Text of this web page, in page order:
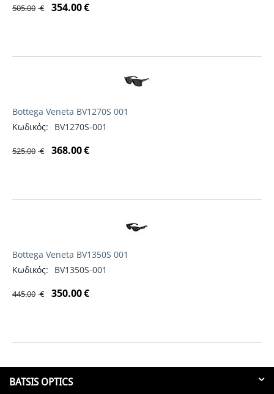
505.00 € 354.00€
Bottega Veneta BV1270S 001
Κωδικός:
BV1270S-001
525.00 € 368.00€
Bottega Veneta BV1350S 001
Κωδικός:
BV1350S-001
445.00 € 350.00€
BATSIS OPTICS